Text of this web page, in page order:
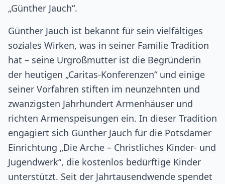
„Günther Jauch“.
Günther Jauch ist bekannt für sein vielfältiges
soziales Wirken, was in seiner Familie Tradition
hat – seine Urgroßmutter ist die Begründerin
der heutigen „Caritas-Konferenzen“ und einige
seiner Vorfahren stiften im neunzehnten und
zwanzigsten Jahrhundert Armenhäuser und
richten Armenspeisungen ein. In dieser Tradition
engagiert sich Günther Jauch für die Potsdamer
Einrichtung „Die Arche – Christliches Kinder- und
Jugendwerk“, die kostenlos bedürftige Kinder
unterstützt. Seit der Jahrtausendwende spendet